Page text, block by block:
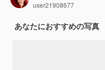
user21908677
あなたにおすすめの写真